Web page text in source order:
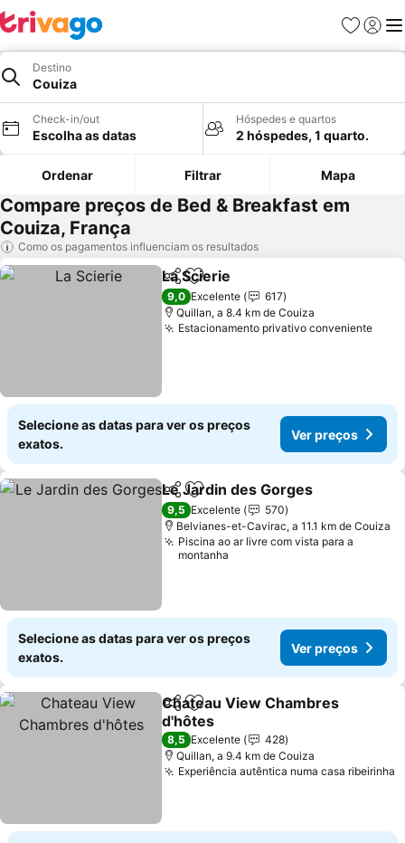
Favoritos
Iniciar
Destino
Couiza
Check-in/out
Escolha as datas
Hóspedes e quartos
2 hóspedes, 1 quarto.
Ordenar Filtrar Mapa
Compare preços de Bed & Breakfast em
Couiza, França
Como os pagamentos influenciam os resultados
PartilharAdicionar aos favoritos
La Scierie
9,0 Excelente
617
Quillan, a 8.4 km de Couiza
Estacionamento privativo conveniente
Selecione as datas para ver os preços
exatos.
Ver preços
PartilharAdicionar aos favoritos
Le Jardin des Gorges
9,5 Excelente
570
Belvianes-et-Cavirac, a 11.1 km de Couiza
Piscina ao ar livre com vista para a
montanha
Selecione as datas para ver os preços
exatos.
Ver preços
PartilharAdicionar aos favoritos
Chateau View Chambres
d'hôtes
8,5 Excelente
428
Quillan, a 9.4 km de Couiza
Experiência autêntica numa casa ribeirinha